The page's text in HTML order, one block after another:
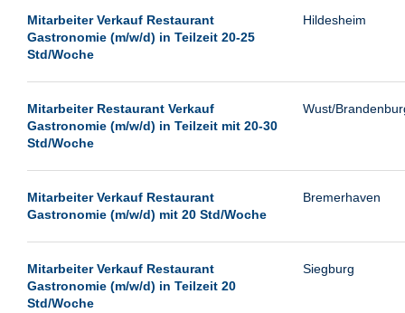
Neu-Isenburg
Neubrandenburg
Neunkirchen
Oldenburg
Passau
Pforzheim
Remscheid
Schwerin
Mitarbeiter Verkauf Restaurant
Gastronomie (m/w/d) in Teilzeit 20-25
Std/Woche
Hildesheim
Mitarbeiter Restaurant Verkauf
Gastronomie (m/w/d) in Teilzeit mit 20-30
Std/Woche
Wust/
Mitarbeiter Verkauf Restaurant
Gastronomie (m/w/d) mit 20 Std/Woche
Bremerhaven
Mitarbeiter Verkauf Restaurant
Gastronomie (m/w/d) in Teilzeit 20
Std/Woche
Siegburg